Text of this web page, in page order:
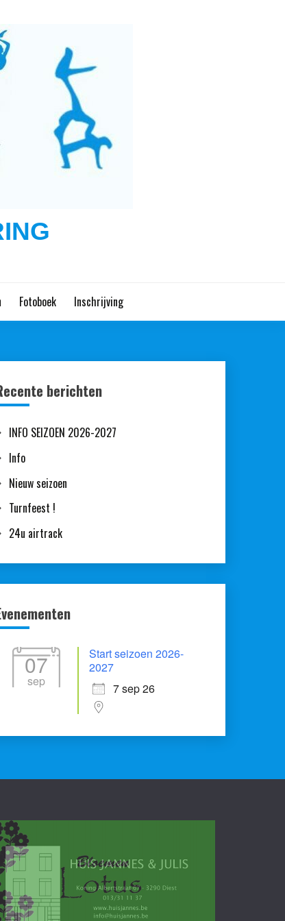
Fotoboek Inschrijving
berichten
INFO SEIZOEN 2026-2027
Info
Nieuw seizoen
Turnfeest !
24u airtrack
07
sep
Start seizoen 2026-
2027
7 sep 26